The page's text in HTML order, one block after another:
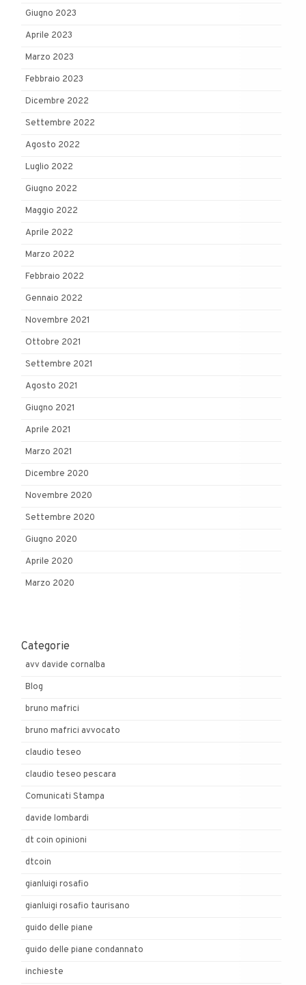
Giugno 2023
Aprile 2023
Marzo 2023
Febbraio 2023
Dicembre 2022
Settembre 2022
Agosto 2022
Luglio 2022
Giugno 2022
Maggio 2022
Aprile 2022
Marzo 2022
Febbraio 2022
Gennaio 2022
Novembre 2021
Ottobre 2021
Settembre 2021
Agosto 2021
Giugno 2021
Aprile 2021
Marzo 2021
Dicembre 2020
Novembre 2020
Settembre 2020
Giugno 2020
Aprile 2020
Marzo 2020
Categorie
avv davide cornalba
Blog
bruno mafrici
bruno mafrici avvocato
claudio teseo
claudio teseo pescara
Comunicati Stampa
davide lombardi
dt coin opinioni
dtcoin
gianluigi rosafio
gianluigi rosafio taurisano
guido delle piane
guido delle piane condannato
inchieste